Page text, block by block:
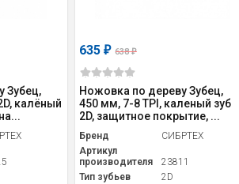
Зубец,
калёный
635₽ 638₽
Ножовка по дереву Зубец,
450 мм, 7-8 TPI, каленый зуб
2D, защитное покрытие, ...
Бренд
СИБРТЕХ
Артикул
производителя
23811
Тип зубьев
2D